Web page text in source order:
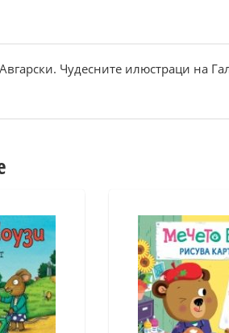
Чудесните илюстраци на